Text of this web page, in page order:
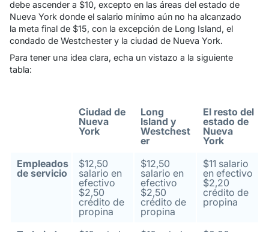
debe ascender a $10, excepto en las áreas del estado de
Nueva York donde el salario mínimo aún no ha alcanzado
la meta final de $15, con la excepción de Long Island, el
condado de Westchester y la ciudad de Nueva York.
Para tener una idea clara, echa un vistazo a la siguiente
tabla:
Ciudad de
Nueva
York
Long
Island y
Westchest
er
El resto del
estado de
Nueva
York
Empleados
de servicio
$12,50
salario en
efectivo
$2,50
crédito de
propina
$12,50
salario en
efectivo
$2,50
crédito de
propina
$11 salario
en efectivo
$2,20
crédito de
propina